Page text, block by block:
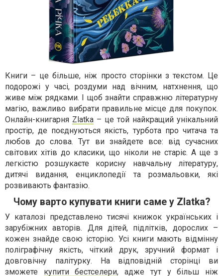
Книги – це більше, ніж просто сторінки з текстом. Це
подорожі у часі, роздуми над вічним, натхнення, що
живе між рядками. І щоб знайти справжню літературну
магію, важливо вибрати правильне місце для покупок.
Онлайн-книгарня Zlatka – це той найкращий унікальний
простір, де поєднуються якість, турбота про читача та
любов до слова. Тут ви знайдете все: від сучасних
світових хітів до класики, що ніколи не старіє. А ще з
легкістю розшукаєте корисну навчальну літературу,
дитячі видання, енциклопедії та розмальовки, які
розвивають фантазію.
Чому варто купувати книги саме у Zlatka?
У каталозі представлено тисячі книжок українських і
зарубіжних авторів. Для дітей, підлітків, дорослих –
кожен знайде свою історію. Усі книги мають відмінну
поліграфічну якість, чіткий друк, зручний формат і
довговічну палітурку. На відповідній сторінці ви
зможете купити бестселери, адже тут у більш ніж